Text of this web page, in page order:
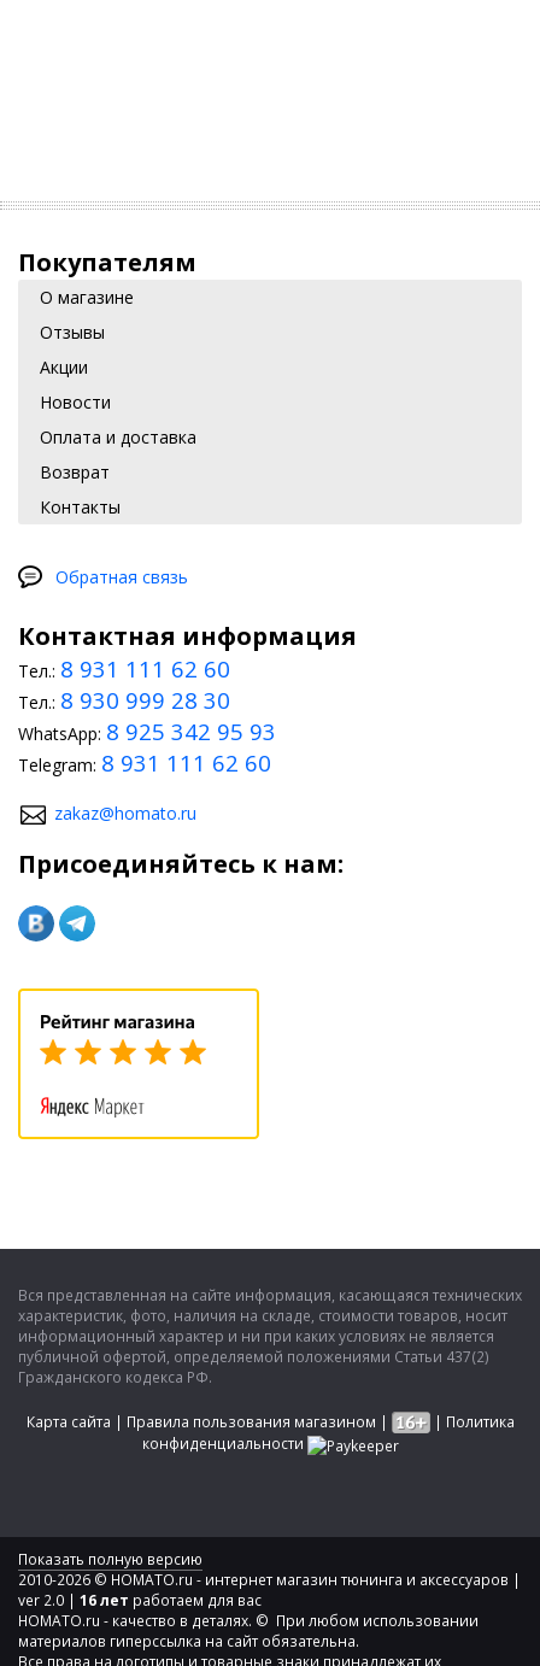
Покупателям
О магазине
Отзывы
Акции
Новости
Оплата и доставка
Возврат
Контакты
Обратная связь
Контактная информация
Тел.: 8 931 111 62 60
Тел.: 8 930 999 28 30
WhatsApp: 8 925 342 95 93
Telegram: 8 931 111 62 60
zakaz@homato.ru
Присоединяйтесь к нам:
Вся представленная на сайте информация, касающаяся технических
характеристик, фото, наличия на складе, стоимости товаров, носит
информационный характер и ни при каких условиях не является
публичной офертой, определяемой положениями Статьи 437(2)
Гражданского кодекса РФ.
Карта сайта | Правила пользования магазином | | Политика
конфиденциальности
Показать полную версию
2010-2026 © HOMATO.ru - интернет магазин тюнинга и аксессуаров |
ver 2.0 | 16 лет работаем для вас
HOMATO.ru - качество в деталях. © При любом использовании
материалов гиперссылка на сайт обязательна.
Все права на логотипы и товарные знаки принадлежат их